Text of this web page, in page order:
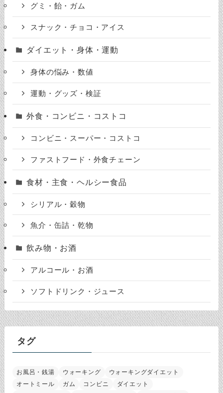
グミ・飴・ガム
スナック・チョコ・アイス
ダイエット・身体・運動
身体の悩み・数値
運動・グッズ・検証
外食・コンビニ・コストコ
コンビニ・スーパー・コストコ
ファストフード・外食チェーン
食材・主食・ヘルシー食品
シリアル・穀物
魚介・缶詰・乾物
飲み物・お酒
アルコール・お酒
ソフトドリンク・ジュース
タグ
お風呂・銭湯 ウォーキング
ウォーキングダイエット
オートミール
ガム コンビニ
ダイエット